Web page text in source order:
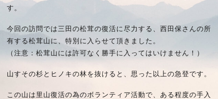
す。
今回の訪問では三田の松茸の復活に尽力する、西田保さんの所
有する松茸山に、特別に入らせて頂きました。
（注意：松茸山には許可なく勝手に入ってはいけません！）
山すその杉とヒノキの林を抜けると、思った以上の急登です。
この山は里山復活の為のボランティア活動で、ある程度の手入